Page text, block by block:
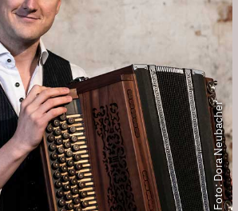
Foto: Dora Neubacher